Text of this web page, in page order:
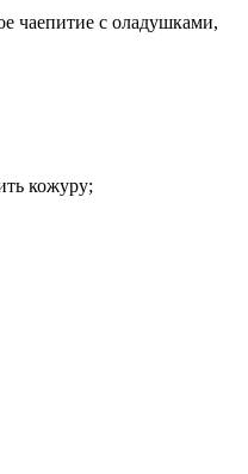
чаепитие с оладушками,
кожуру;